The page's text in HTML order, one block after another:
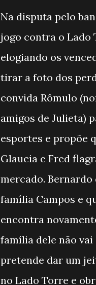
Na disputa pelo
jogo contra o Lado
elogiando os
tirar a foto dos
convida Rômulo
amigos de Julieta)
esportes e propõe
Glaucia e Fred
mercado.
família Campos e
encontra
família dele não vai
pretende dar um
no Lado Torre e